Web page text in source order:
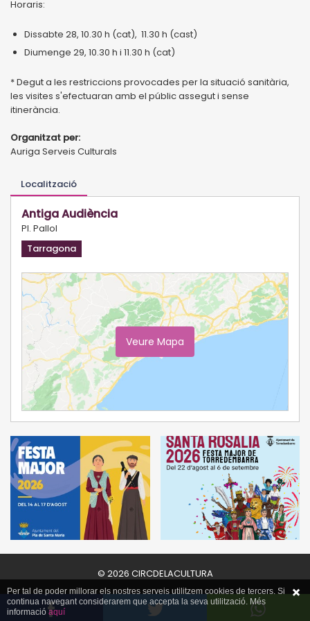
Horaris:
Dissabte 28, 10.30 h (cat), 11.30 h (cast)
Diumenge 29, 10.30 h i 11.30 h (cat)
* Degut a les restriccions provocades per la situació sanitària,
les visites s'efectuaran amb el públic assegut i sense
itinerància.
Organitzat per:
Auriga Serveis Culturals
Localització
Antiga Audiència
Pl. Pallol
Tarragona
Veure Mapa
© 2026 CIRCDELACULTURA
Per tal de poder millorar els nostres serveis utilitzem cookies de tercers. Si
continua navegant considerarem que accepta la seva utilització. Més
informacióaquí